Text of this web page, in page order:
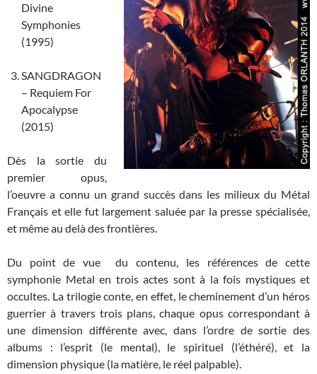
Divine
Symphonies
(1995)
SANGDRAGON
– Requiem For
Apocalypse
(2015)
Dès la sortie du
premier opus,
l’oeuvre a connu un grand succès dans les milieux du Métal
Français et elle fut largement saluée par la presse spécialisée,
et même au delà des frontières.
Du point de vue du contenu, les références de cette
symphonie Metal en trois actes sont à la fois mystiques et
occultes. La trilogie conte, en effet, le cheminement d’un héros
guerrier à travers trois plans, chaque opus correspondant à
une dimension différente avec, dans l’ordre de sortie des
albums : l’esprit (le mental), le spirituel (l’éthéré), et la
dimension physique (la matière, le réel palpable).